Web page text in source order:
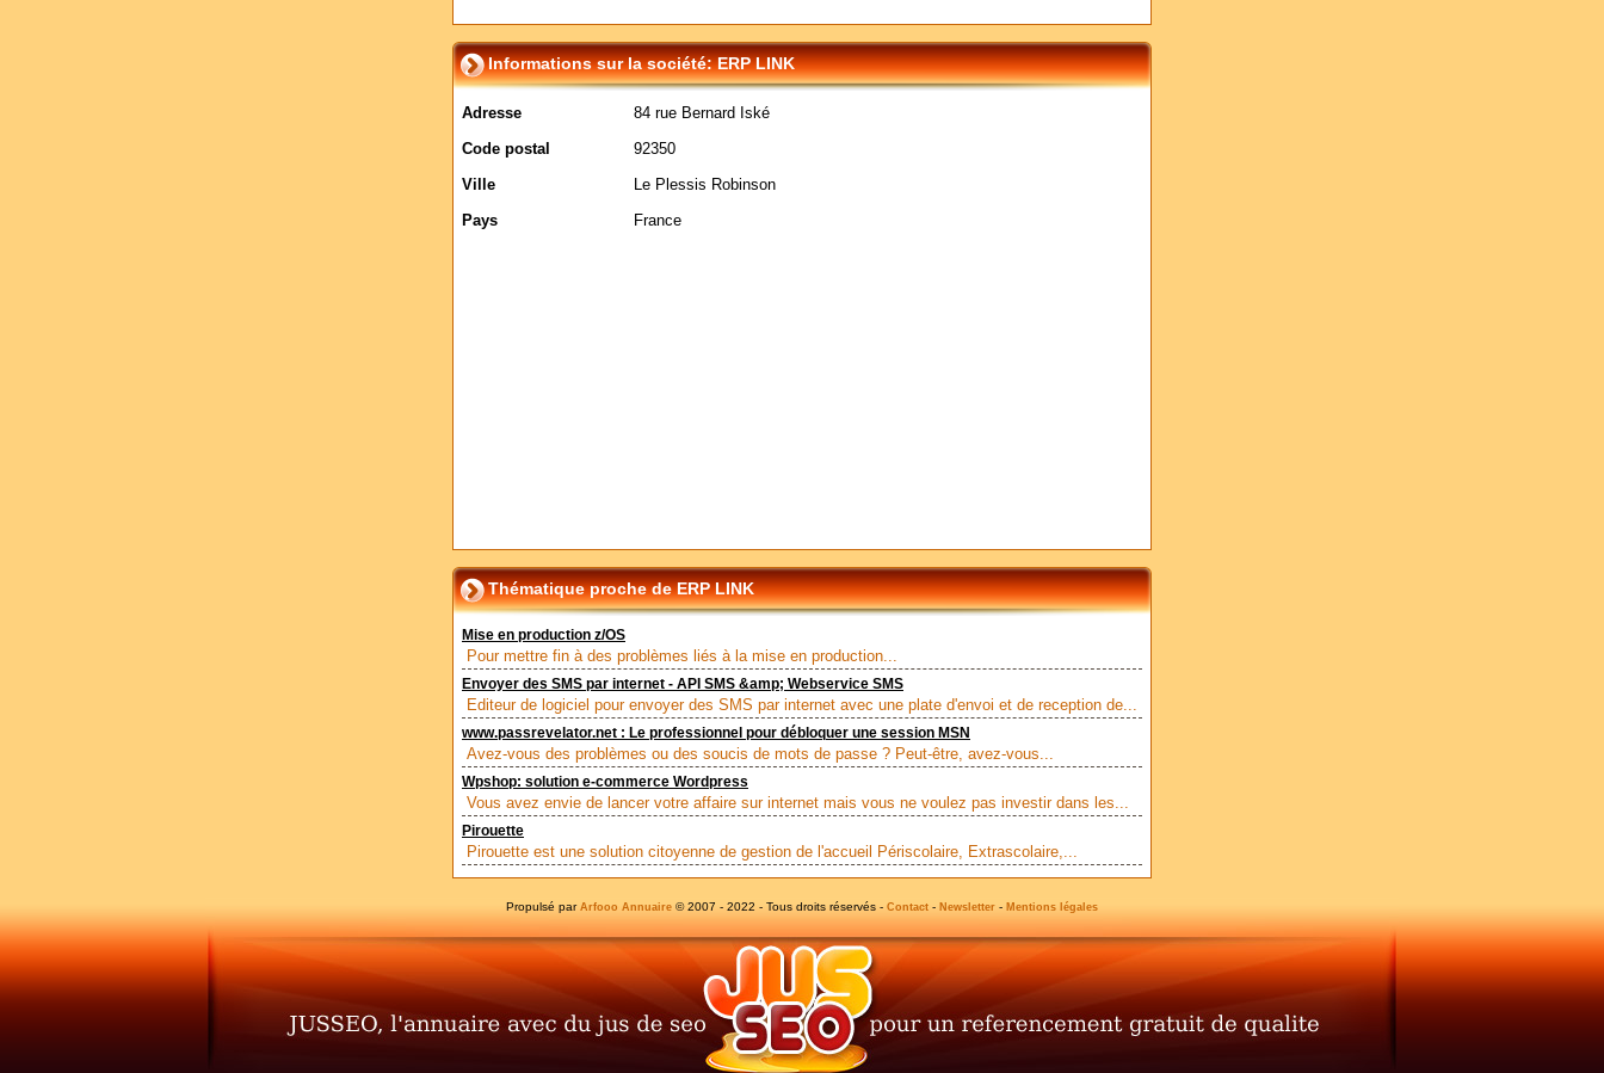
Informations sur la société: ERP LINK
Adresse
84 rue Bernard Iské
Code postal
92350
Ville
Le Plessis Robinson
Pays
France
Thématique proche de ERP LINK
Mise en production z/OS
Pour mettre fin à des problèmes liés à la mise en production...
Envoyer des SMS par internet - API SMS &amp; Webservice SMS
Editeur de logiciel pour envoyer des SMS par internet avec une plate d'envoi et de reception de...
www.passrevelator.net : Le professionnel pour débloquer une session MSN
Avez-vous des problèmes ou des soucis de mots de passe ? Peut-être, avez-vous...
Wpshop: solution e-commerce Wordpress
Vous avez envie de lancer votre affaire sur internet mais vous ne voulez pas investir dans les...
Pirouette
Pirouette est une solution citoyenne de gestion de l'accueil Périscolaire, Extrascolaire,...
Propulsé par Arfooo Annuaire © 2007 - 2022 - Tous droits réservés - Contact - Newsletter - Mentions légales